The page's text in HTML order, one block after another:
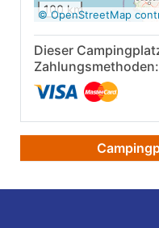
100 km
© OpenStreetMap
Dieser
Zahlungsmethoden: